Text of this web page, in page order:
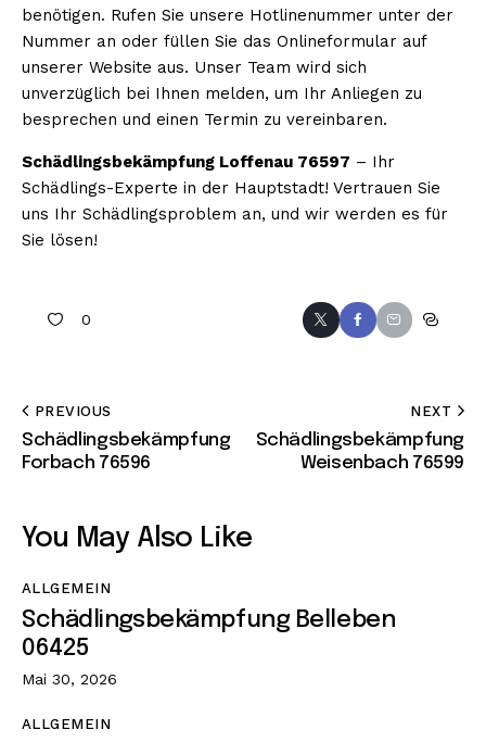
benötigen. Rufen Sie unsere Hotlinenummer unter der
Nummer an oder füllen Sie das Onlineformular auf
unserer Website aus. Unser Team wird sich
unverzüglich bei Ihnen melden, um Ihr Anliegen zu
besprechen und einen Termin zu vereinbaren.
Schädlingsbekämpfung Loffenau 76597 – Ihr
Schädlings-Experte in der Hauptstadt! Vertrauen Sie
uns Ihr Schädlingsproblem an, und wir werden es für
Sie lösen!
0
PREVIOUS
Schädlingsbekämpfung
Forbach 76596
NEXT
Schädlingsbekämpfung
Weisenbach 76599
You May Also Like
ALLGEMEIN
Schädlingsbekämpfung Belleben
06425
Mai 30, 2026
ALLGEMEIN